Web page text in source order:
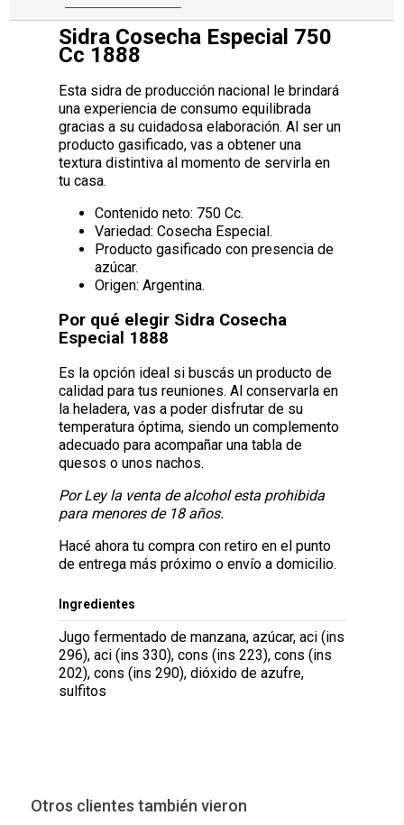
Sidra Cosecha Especial 750
Cc 1888
Esta sidra de producción nacional le brindará
una experiencia de consumo equilibrada
gracias a su cuidadosa elaboración. Al ser un
producto gasificado, vas a obtener una
textura distintiva al momento de servirla en
tu casa.
Contenido neto: 750 Cc.
Variedad: Cosecha Especial.
Producto gasificado con presencia de
azúcar.
Origen: Argentina.
Por qué elegir Sidra Cosecha
Especial 1888
Es la opción ideal si buscás un producto de
calidad para tus reuniones. Al conservarla en
la heladera, vas a poder disfrutar de su
temperatura óptima, siendo un complemento
adecuado para acompañar una tabla de
quesos o unos nachos.
Por Ley la venta de alcohol esta prohibida
para menores de 18 años.
Hacé ahora tu compra con retiro en el punto
de entrega más próximo o envío a domicilio.
Ingredientes
Jugo fermentado de manzana, azúcar, aci (ins
296), aci (ins 330), cons (ins 223), cons (ins
202), cons (ins 290), dióxido de azufre,
sulfitos
Otros clientes también vieron